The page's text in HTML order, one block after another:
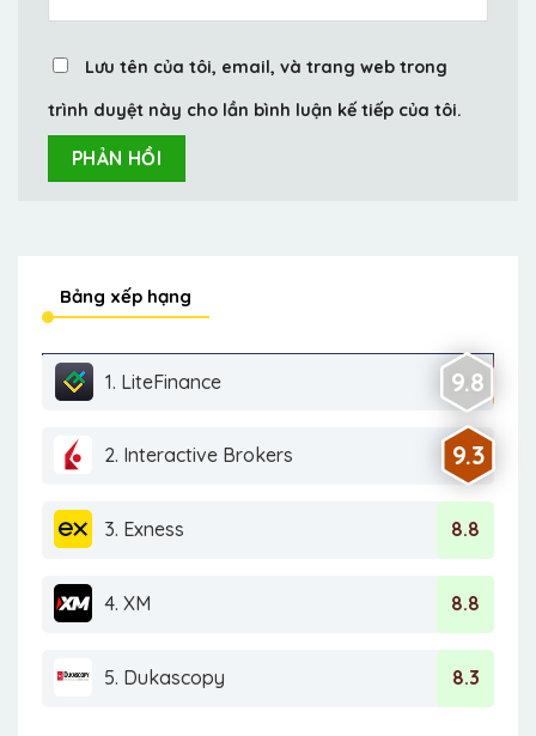
Lưu tên của tôi, email, và trang web trong
trình duyệt này cho lần bình luận kế tiếp của tôi.
Bảng xếp hạng
1. LiteFinance 9.8
2. Interactive Brokers 9.3
3. Exness 8.8
4. XM 8.8
5. Dukascopy 8.3